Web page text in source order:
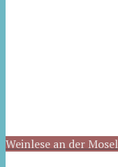
Weinlese an der